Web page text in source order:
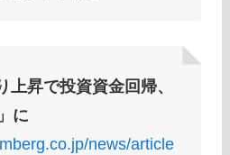
上昇で投資資金回帰、
に
news/article